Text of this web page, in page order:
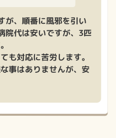
が、順番に風邪を引い
院代は安いですが、3匹
も対応に苦労します。
事はありませんが、安